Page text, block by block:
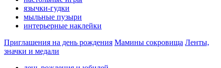
язычки-гудки
мыльные пузыри
интерьерные наклейки
Приглашения на день рождения Мамины сокровища Ленты,
значки и медали